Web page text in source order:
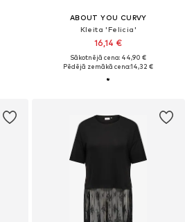
ABOUT YOU CURVY
Kleita 'Felicia'
16,14 €
Sākotnējā cena: 44,90 €
Pēdējā zemākā cena:14,32 €